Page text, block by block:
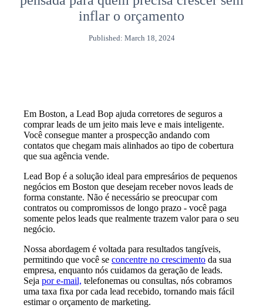
inflar o orçamento
Published: March 18, 2024
Em Boston, a Lead Bop ajuda corretores de seguros a
comprar leads de um jeito mais leve e mais inteligente.
Você consegue manter a prospecção andando com
contatos que chegam mais alinhados ao tipo de cobertura
que sua agência vende.
Lead Bop é a solução ideal para empresários de pequenos
negócios em Boston que desejam receber novos leads de
forma constante. Não é necessário se preocupar com
contratos ou compromissos de longo prazo - você paga
somente pelos leads que realmente trazem valor para o seu
negócio.
Nossa abordagem é voltada para resultados tangíveis,
permitindo que você se concentre no crescimento da sua
empresa, enquanto nós cuidamos da geração de leads.
Seja por e-mail, telefonemas ou consultas, nós cobramos
uma taxa fixa por cada lead recebido, tornando mais fácil
estimar o orçamento de marketing.